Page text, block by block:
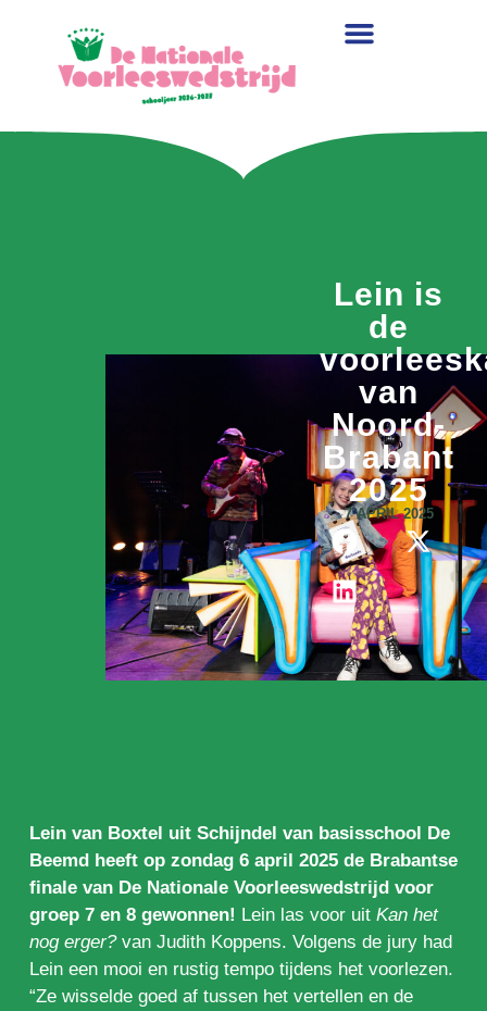
Lein is
de
van
Noord-
Brabant
2025
7 APRIL 2025
Lein van Boxtel uit Schijndel van basisschool De
Beemd heeft op zondag 6 april 2025 de Brabantse
finale van De Nationale Voorleeswedstrijd voor
groep 7 en 8 gewonnen! Lein las voor uit Kan het
nog erger?van Judith Koppens. Volgens de jury had
Lein een mooi en rustig tempo tijdens het voorlezen.
“Ze wisselde goed af tussen het vertellen en de